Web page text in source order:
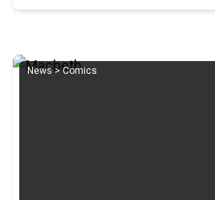
News > Comics